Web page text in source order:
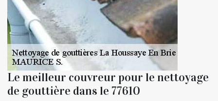
Le meilleur couvreur pour le nettoyage
de gouttière dans le 77610